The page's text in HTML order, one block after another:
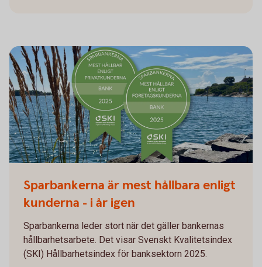
Sparbankerna är mest hållbara enligt
kunderna - i år igen
Sparbankerna leder stort när det gäller bankernas
hållbarhetsarbete. Det visar Svenskt Kvalitetsindex
(SKI) Hållbarhetsindex för banksektorn 2025.